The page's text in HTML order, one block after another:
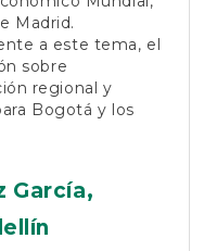
Madrid.
a este tema, el
sobre
regional y
Bogotá y los
García,